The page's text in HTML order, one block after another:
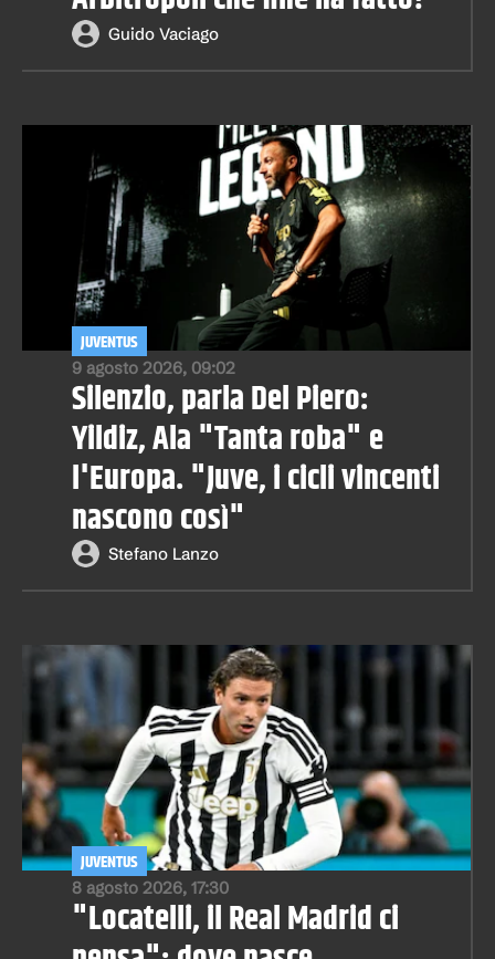
Guido Vaciago
9 agosto 2026, 09:02
JUVENTUS
Silenzio, parla Del Piero:
Yildiz, Ala "Tanta roba" e
l'Europa. "Juve, i cicli vincenti
nascono così"
Stefano Lanzo
8 agosto 2026, 17:30
JUVENTUS
"Locatelli, il Real Madrid ci